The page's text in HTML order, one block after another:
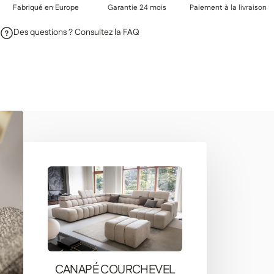
Fabriqué en Europe Garantie 24 mois Paiement à la livraison
Des questions ? Consultez la FAQ
CANAPÉ COURCHEVEL